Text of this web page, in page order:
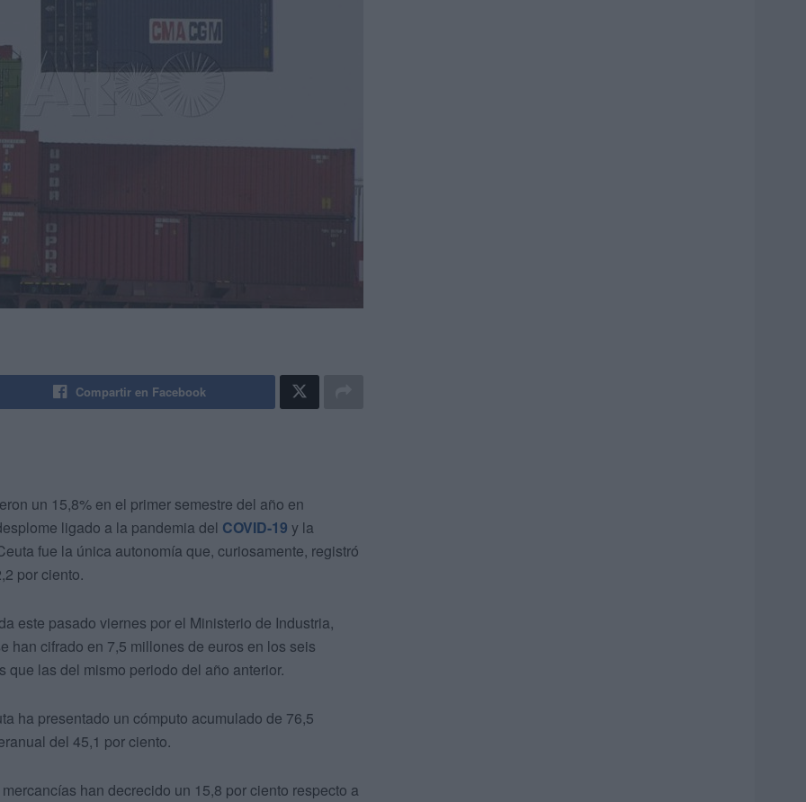
Compartir en Facebook
un 15,8% en el primer semestre del año en
ligado a la pandemia del COVID-19 y la
fue la única autonomía que, curiosamente, registró
por ciento.
este pasado viernes por el Ministerio de Industria,
han cifrado en 7,5 millones de euros en los seis
que las del mismo periodo del año anterior.
ha presentado un cómputo acumulado de 76,5
del 45,1 por ciento.
han decrecido un 15,8 por ciento respecto a